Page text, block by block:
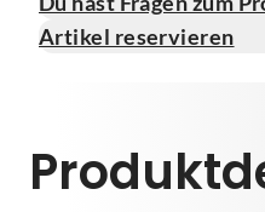
Artikel reservieren